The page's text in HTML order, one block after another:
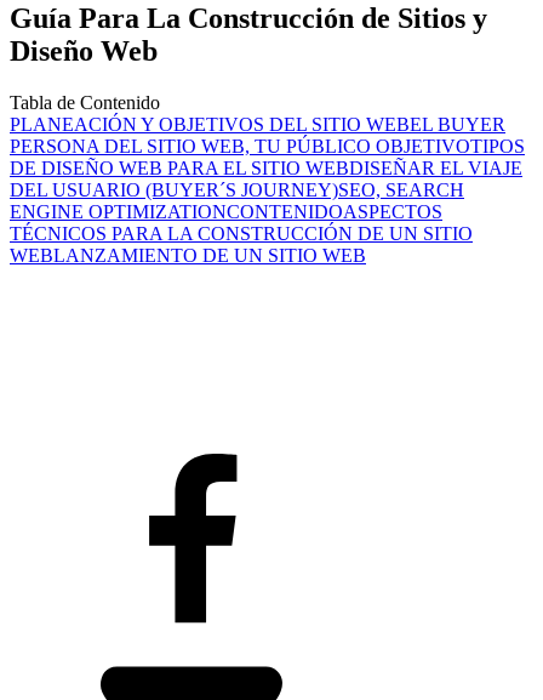
Guía Para La Construcción de Sitios y
Diseño Web
Tabla de Contenido
PLANEACIÓN Y OBJETIVOS DEL SITIO WEBEL BUYER
PERSONA DEL SITIO WEB, TU PÚBLICO OBJETIVOTIPOS
DE DISEÑO WEB PARA EL SITIO WEBDISEÑAR EL VIAJE
DEL USUARIO (BUYER´S JOURNEY)SEO, SEARCH
ENGINE OPTIMIZATIONCONTENIDOASPECTOS
TÉCNICOS PARA LA CONSTRUCCIÓN DE UN SITIO
WEBLANZAMIENTO DE UN SITIO WEB